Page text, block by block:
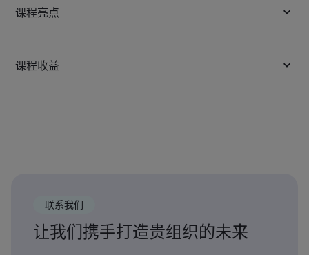
课程亮点
课程收益
联系我们
让我们携手打造贵组织的未来